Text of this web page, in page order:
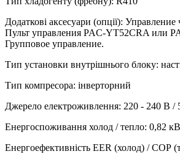
Додаткові аксесуари (опції): Управление
Пульт управления PAC-YT52CRA или
Групповое управление.
Тип установки внутрішнього блоку:
Тип компресора: інверторний
Джерело електроживлення: 220 - 240 В /
Енергоспоживання холод / тепло: 0,82
Енергоефективність EER (холод) / СОР